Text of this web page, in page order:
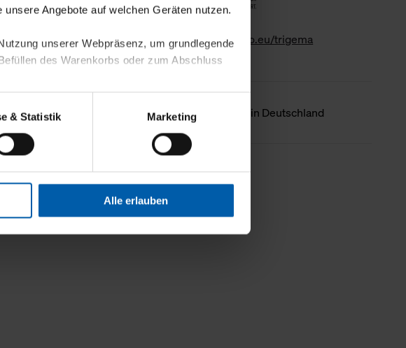
Angebote auf welchen Geräten nutzen.
unserer Webpräsenz, um grundlegende
des Warenkorbs oder zum Abschluss
Ihres Nutzerverhaltens und Ihres Profils
unserer Webpräsenz speichern wir
an Dritte wie etwa unsere
für Ihr personalisiertes Einkaufserlebnis
Cookies selbst festlegen, die Sie erlauben
jederzeit mit Wirkung für die Zukunft
bisherigen Einstellungen und die damit
& Statistik Marketing
Alle erlauben
www.gk-info.eu/trigema
Ursprungsland Hergestellt in Deutschland
Weniger Details